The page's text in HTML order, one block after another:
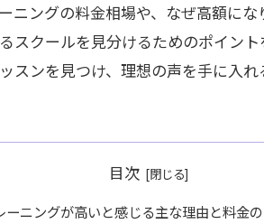
ニングの料金相場や、なぜ高額に
スクールを見分けるためのポイン
スンを見つけ、理想の声を手に入
目次
ーニングが高いと感じる主な理由と料金